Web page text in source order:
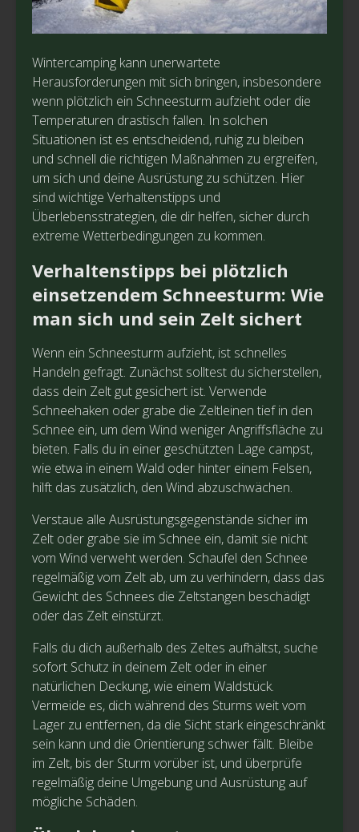
Wintercamping kann unerwartete
Herausforderungen mit sich bringen, insbesondere
wenn plötzlich ein Schneesturm aufzieht oder die
Temperaturen drastisch fallen. In solchen
Situationen ist es entscheidend, ruhig zu bleiben
und schnell die richtigen Maßnahmen zu ergreifen,
um sich und deine Ausrüstung zu schützen. Hier
sind wichtige Verhaltenstipps und
Überlebensstrategien, die dir helfen, sicher durch
extreme Wetterbedingungen zu kommen.
Verhaltenstipps bei plötzlich
einsetzendem Schneesturm: Wie
man sich und sein Zelt sichert
Wenn ein Schneesturm aufzieht, ist schnelles
Handeln gefragt. Zunächst solltest du sicherstellen,
dass dein Zelt gut gesichert ist. Verwende
Schneehaken oder grabe die Zeltleinen tief in den
Schnee ein, um dem Wind weniger Angriffsfläche zu
bieten. Falls du in einer geschützten Lage campst,
wie etwa in einem Wald oder hinter einem Felsen,
hilft das zusätzlich, den Wind abzuschwächen.
Verstaue alle Ausrüstungsgegenstände sicher im
Zelt oder grabe sie im Schnee ein, damit sie nicht
vom Wind verweht werden. Schaufel den Schnee
regelmäßig vom Zelt ab, um zu verhindern, dass das
Gewicht des Schnees die Zeltstangen beschädigt
oder das Zelt einstürzt.
Falls du dich außerhalb des Zeltes aufhältst, suche
sofort Schutz in deinem Zelt oder in einer
natürlichen Deckung, wie einem Waldstück.
Vermeide es, dich während des Sturms weit vom
Lager zu entfernen, da die Sicht stark eingeschränkt
sein kann und die Orientierung schwer fällt. Bleibe
im Zelt, bis der Sturm vorüber ist, und überprüfe
regelmäßig deine Umgebung und Ausrüstung auf
mögliche Schäden.